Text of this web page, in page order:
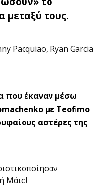
μεταξύ τους.
Pacquiao, Ryan Garcia
που έκαναν μέσω
με Teofimo
αστέρες της
Μάιο!